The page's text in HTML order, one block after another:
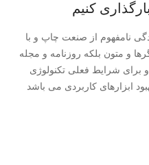
کنیم
نامفهوم از صنعت چاپ و با
و متون بلکه روزنامه و مجله
برای شرایط فعلی تکنولوژی
ابزارهای کاربردی می باشد